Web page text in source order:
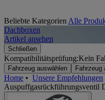
Beliebte Kategorien Alle
Dachboxen
Artikel ansehen
Schließen
Kompatibilitätsprüfung:Kein
Fahrzeug auswählen Fahrzeug
Home • Unsere Empfehlungen
Auspuffgasrückführungsventil